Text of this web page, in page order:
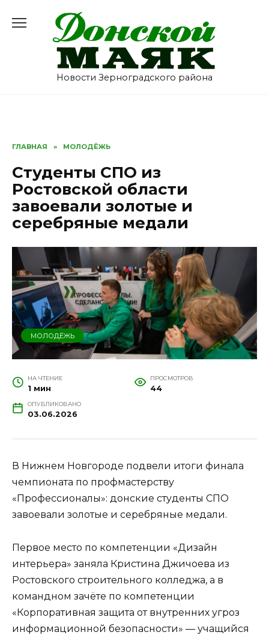
содержанию
Новости Зерноградского района
ГЛАВНАЯ » МОЛОДЁЖЬ
Студенты СПО из
Ростовской области
завоевали золотые и
серебряные медали
МОЛОДЁЖЬ
НА ЧТЕНИЕ
1 мин
ПРОСМОТРОВ
44
ОПУБЛИКОВАНО
03.06.2026
В Нижнем Новгороде подвели итоги финала
чемпионата по профмастерству
«Профессионалы»: донские студенты СПО
завоевали золотые и серебряные медали.
Первое место по компетенции «Дизайн
интерьера» заняла Кристина Джичоева из
Ростовского строительного колледжа, а в
командном зачёте по компетенции
«Корпоративная защита от внутренних угроз
информационной безопасности» — учащийся